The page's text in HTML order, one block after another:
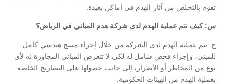
تقوم بالتخلص من آثار الهدم في أماكن بعيدة.
س: كيف تتم عملية الهدم لدى شركة هدم المباني في الرياض؟
ج: تتم عملية الهدم لدى الشركة من خلال إجراء مسح هندسي كامل
للمبنى، وإجراء فحص شامل له لكي لا تتعرض المباني المجاورة له لأي
نوع من المخاطر أو الأضرار، إلى جانب حصولها على التصاريح الخاصة
بعملية الهدم من الهيئات الحكومية.